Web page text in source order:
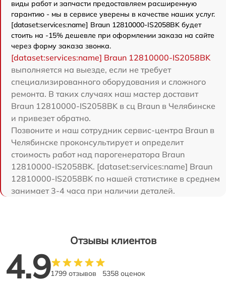
виды работ и запчасти предоставляем расширенную
гарантию - мы в сервисе уверены в качестве наших услуг.
[dataset:services:name] Braun 12810000-IS2058BK будет
стоить на -15% дешевле при оформлении заказа на сайте
через форму заказа звонка.
[dataset:services:name] Braun 12810000-IS2058BK
выполняется на выезде, если не требует
специализированного оборудования и сложного
ремонта. В таких случаях наш мастер доставит
Braun 12810000-IS2058BK в сц Braun в Челябинске
и привезет обратно.
Позвоните и наш сотрудник сервис-центра Braun в
Челябинске проконсультирует и определит
стоимость работ над парогенератора Braun
12810000-IS2058BK. [dataset:services:name] Braun
12810000-IS2058BK по нашей статистике в среднем
занимает 3-4 часа при наличии деталей.
Отзывы клиентов
4.91799 отзывов 5358 оценок